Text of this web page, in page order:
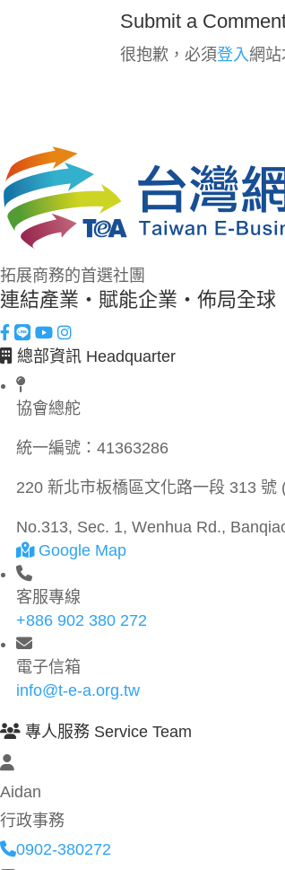
Submit a
很抱歉，必須登入 網站
拓展商務的首選社團
連結產業・賦能企業・佈局全球
總部資訊 Headquarter
協會總舵
統一編號： 41363286
220 新北市板橋區文化路一段 313 號
No.313, Sec. 1, Wenhua Rd.,
Google Map
客服專線
+886 902 380 272
電子信箱
info@t-e-a.org.tw
專人服務 Service Team
Aidan
行政事務
0902-380272